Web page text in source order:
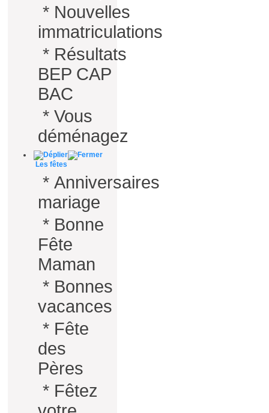
* Nouvelles
immatriculations
* Résultats
BEP CAP
BAC
* Vous
déménagez
Les fêtes
* Anniversaires
mariage
* Bonne
Fête
Maman
* Bonnes
vacances
* Fête
des
Pères
* Fêtez